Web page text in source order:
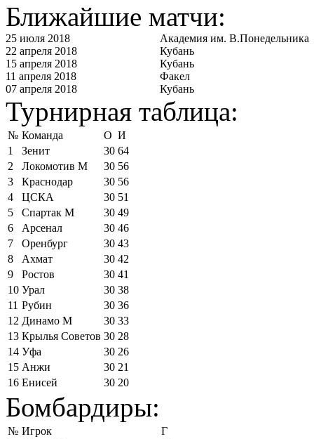
Ближайшие матчи:
25 июля 2018
Академия им. В.Понедельника
22 апреля 2018
Кубань
15 апреля 2018
Кубань
11 апреля 2018
Факел
07 апреля 2018
Кубань
Турнирная таблица:
№ Команда О И
1
Зенит 30 64
2
Локомотив М 30 56
3
Краснодар 30 56
4
ЦСКА 30 51
5
Спартак М 30 49
6
Арсенал 30 46
7
Оренбург 30 43
8
Ахмат 30 42
9
Ростов 30 41
10 Урал 30 38
11 Рубин 30 36
12 Динамо М 30 33
13 Крылья Советов 30 28
14 Уфа 30 26
15 Анжи 30 21
16 Енисей 30 20
Бомбардиры:
№ Игрок
Г